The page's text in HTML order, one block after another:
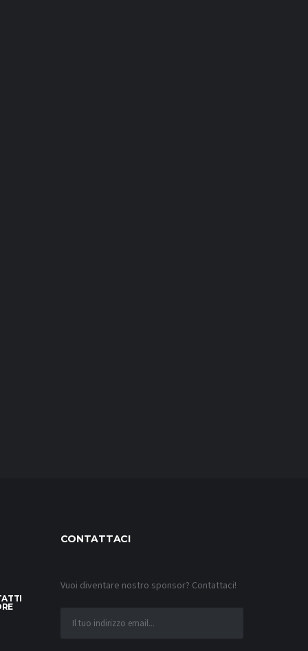
CONTATTACI
Vuoi diventare nostro sponsor? Contattaci!